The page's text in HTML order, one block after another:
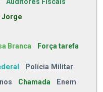
Jorge
Branca Força tarefa
Polícia Militar
Chamada Enem